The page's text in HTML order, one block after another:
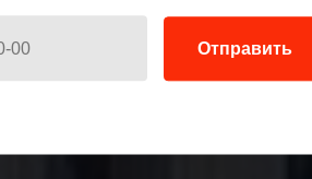
Отправить